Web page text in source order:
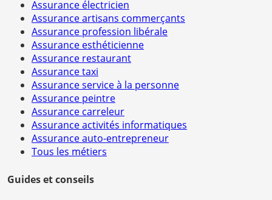
Assurance électricien
Assurance artisans commerçants
Assurance profession libérale
Assurance esthéticienne
Assurance restaurant
Assurance taxi
Assurance service à la personne
Assurance peintre
Assurance carreleur
Assurance activités informatiques
Assurance auto-entrepreneur
Tous les métiers
Guides et conseils